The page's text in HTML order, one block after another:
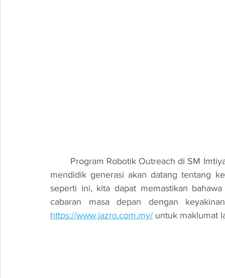
mendidik generasi akan datang tentang
seperti ini, kita dapat memastikan
cabaran masa depan dengan
https://www.jazro.com.my/ untuk maklumat